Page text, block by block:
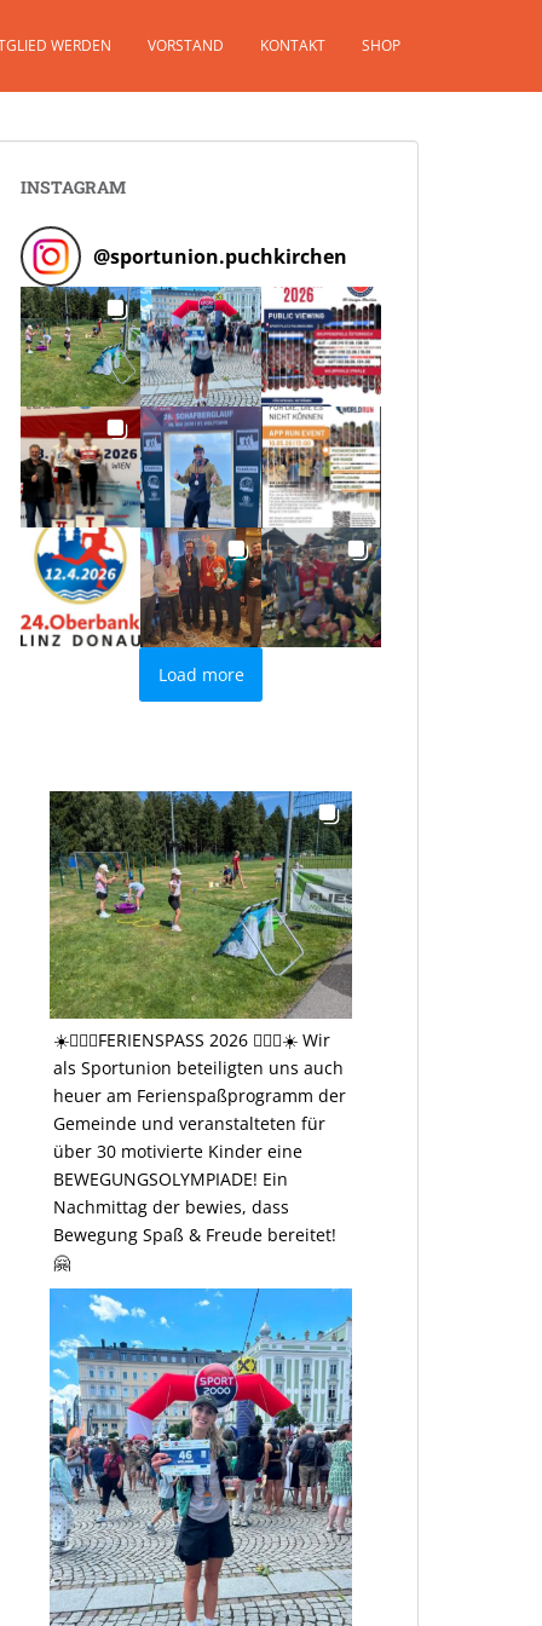
WERDEN VORSTAND KONTAKT SHOP
INSTAGRAM
@sportunion.puchkirchen
Load more
☀️🤸🏻‍♂️FERIENSPASS 2026 🤸🏻‍♂️☀️ Wir
als Sportunion beteiligten uns auch
heuer am Ferienspaßprogramm der
Gemeinde und veranstalteten für
über 30 motivierte Kinder eine
BEWEGUNGSOLYMPIADE! Ein
Nachmittag der bewies, dass
Bewegung Spaß & Freude bereitet!
🤗